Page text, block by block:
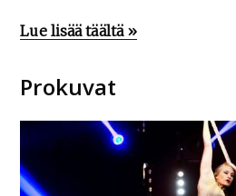
Lue lisää täältä »
Prokuvat